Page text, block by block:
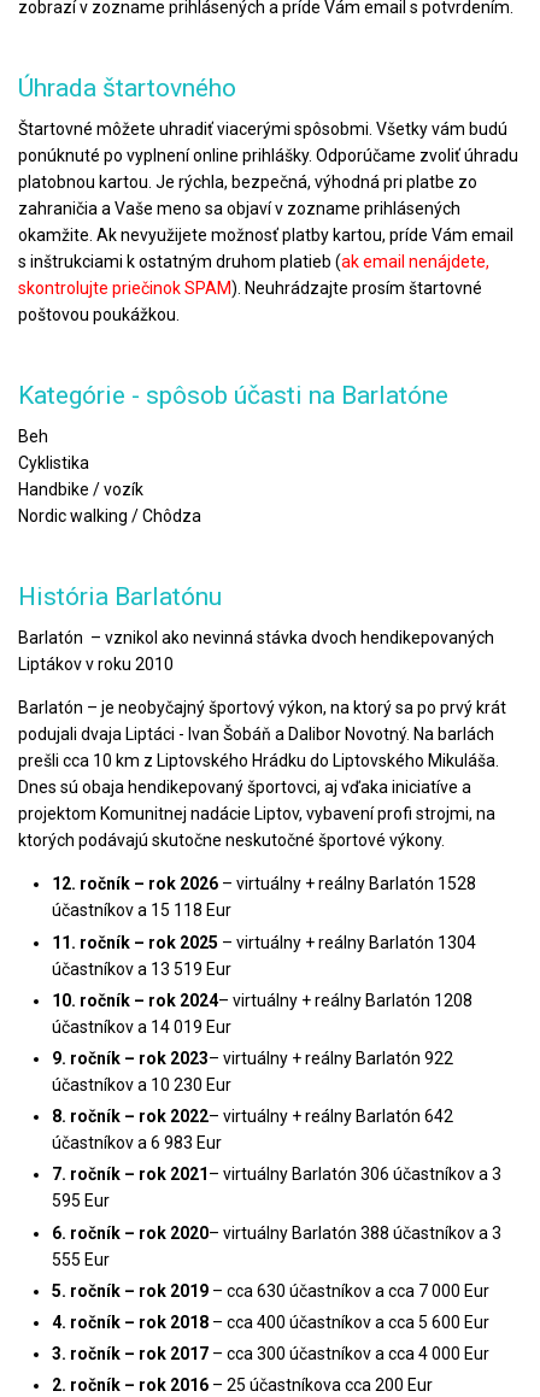
zobrazí v zozname prihlásených a príde Vám email s potvrdením.
Úhrada štartovného
Štartovné môžete uhradiť viacerými spôsobmi. Všetky vám budú
ponúknuté po vyplnení online prihlášky. Odporúčame zvoliť úhradu
platobnou kartou. Je rýchla, bezpečná, výhodná pri platbe zo
zahraničia a Vaše meno sa objaví v zozname prihlásených
okamžite. Ak nevyužijete možnosť platby kartou, príde Vám email
s inštrukciami k ostatným druhom platieb (ak email nenájdete,
skontrolujte priečinok SPAM). Neuhrádzajte prosím štartovné
poštovou poukážkou.
Kategórie - spôsob účasti na Barlatóne
Beh
Cyklistika
Handbike / vozík
Nordic walking / Chôdza
História Barlatónu
Barlatón – vznikol ako nevinná stávka dvoch hendikepovaných
Liptákov v roku 2010
Barlatón – je neobyčajný športový výkon, na ktorý sa po prvý krát
podujali dvaja Liptáci - Ivan Šobáň a Dalibor Novotný. Na barlách
prešli cca 10 km z Liptovského Hrádku do Liptovského Mikuláša.
Dnes sú obaja hendikepovaný športovci, aj vďaka iniciatíve a
projektom Komunitnej nadácie Liptov, vybavení profi strojmi, na
ktorých podávajú skutočne neskutočné športové výkony.
12. ročník – rok 2026 – virtuálny + reálny Barlatón 1528
účastníkov a 15 118 Eur
11. ročník – rok 2025 – virtuálny + reálny Barlatón 1304
účastníkov a 13 519 Eur
10. ročník – rok 2024– virtuálny + reálny Barlatón 1208
účastníkov a 14 019 Eur
9. ročník – rok 2023– virtuálny + reálny Barlatón 922
účastníkov a 10 230 Eur
8. ročník – rok 2022– virtuálny + reálny Barlatón 642
účastníkov a 6 983 Eur
7. ročník – rok 2021– virtuálny Barlatón 306 účastníkov a 3
595 Eur
6. ročník – rok 2020– virtuálny Barlatón 388 účastníkov a 3
555 Eur
5. ročník – rok 2019 – cca 630 účastníkov a cca 7 000 Eur
4. ročník – rok 2018 – cca 400 účastníkov a cca 5 600 Eur
3. ročník – rok 2017 – cca 300 účastníkov a cca 4 000 Eur
2. ročník – rok 2016 – 25 účastníkova cca 200 Eur